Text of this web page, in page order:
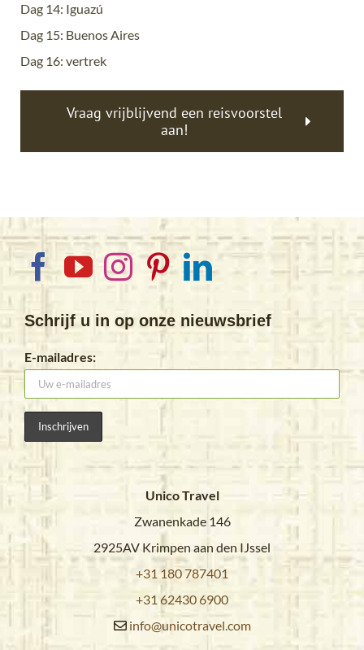
Dag 14: Iguazú
Dag 15: Buenos Aires
Dag 16: vertrek
Vraag vrijblijvend een reisvoorstel
aan!
Schrijf u in op onze nieuwsbrief
E-mailadres:
Unico Travel
Zwanenkade 146
2925AV Krimpen aan den IJssel
+31 180 787401
+31 62430 6900
info@unicotravel.com